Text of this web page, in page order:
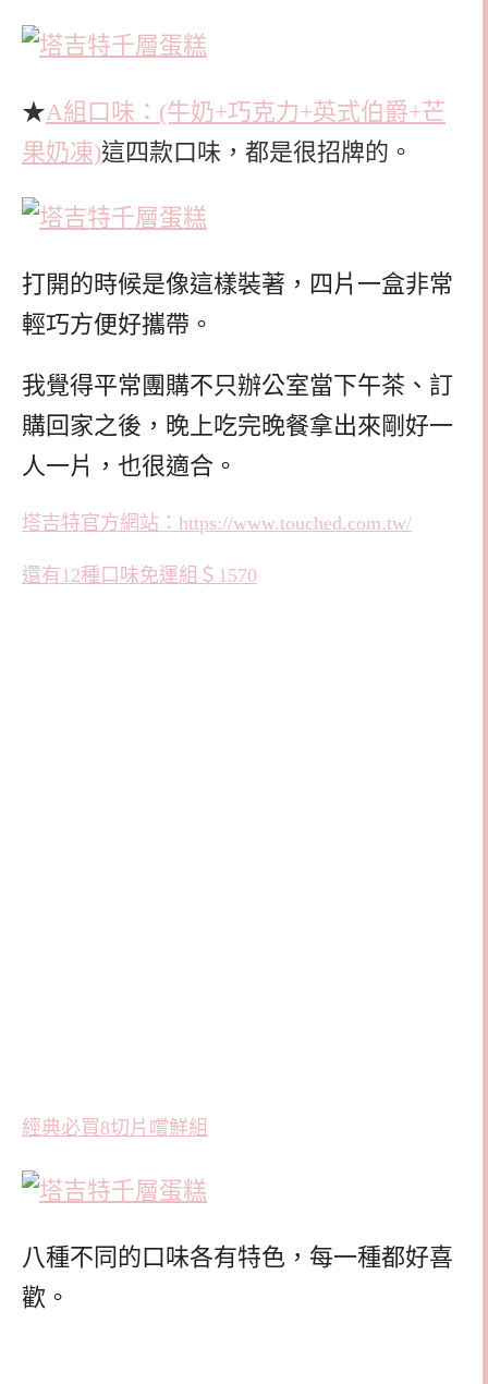
★A組口味：(牛奶+巧克力+英式伯爵+芒
果奶凍)這四款口味，都是很招牌的。
打開的時候是像這樣裝著，四片一盒非常
輕巧方便好攜帶。
我覺得平常團購不只辦公室當下午茶、訂
購回家之後，晚上吃完晚餐拿出來剛好一
人一片，也很適合。
塔吉特官方網站：https://www.touched.com.tw/
還有12種口味免運組＄1570
經典必買8切片嚐鮮組
八種不同的口味各有特色，每一種都好喜
歡。